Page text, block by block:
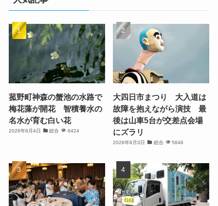
菰野町神森の蟹池の水路で
梅花藻が開花 智積養水の
名水が育む白い花
2026年8月4日 総合 6424
大四日市まつり 大入道は
故障を抱えながら演技 最
後は山車5台が交差点会場
にズラリ
2026年8月3日 総合 5646